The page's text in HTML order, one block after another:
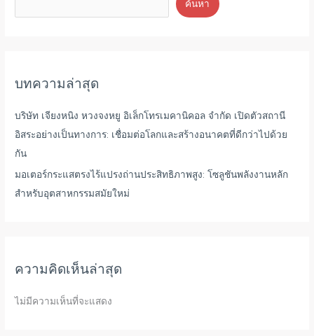
ค้นหา
บทความล่าสุด
บริษัท เจียงหนิง หวงจงหยู อิเล็กโทรเมคานิคอล จำกัด เปิดตัวสถานี
อิสระอย่างเป็นทางการ: เชื่อมต่อโลกและสร้างอนาคตที่ดีกว่าไปด้วย
กัน
มอเตอร์กระแสตรงไร้แปรงถ่านประสิทธิภาพสูง: โซลูชันพลังงานหลัก
สำหรับอุตสาหกรรมสมัยใหม่
ความคิดเห็นล่าสุด
ไม่มีความเห็นที่จะแสดง